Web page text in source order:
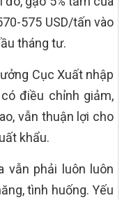
575 USD/tấn vào
tháng tư.
Cục Xuất nhập
điều chỉnh giảm,
vẫn thuận lợi cho
khẩu.
vẫn phải luôn luôn
tình huống. Yếu